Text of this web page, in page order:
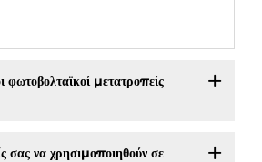
φωτοβολταϊκοί μετατροπείς
σας να χρησιμοποιηθούν σε